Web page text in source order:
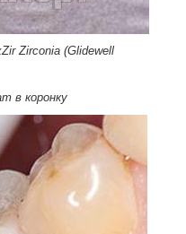
Zirconia (Glidewell
в коронку